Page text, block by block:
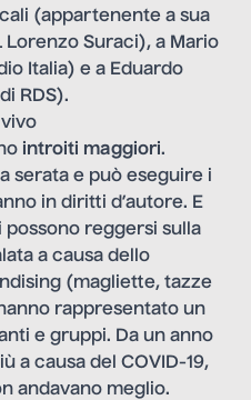
(appartenente a sua
Lorenzo Suraci), a Mario
Italia) e a Eduardo
RDS).
vivo
introiti maggiori.
serata e può eseguire i
in diritti d’autore. E
reggersi sulla
a causa dello
(magliette, tazze
rappresentato un
e gruppi. Da un anno
a causa del COVID-19,
andavano meglio.